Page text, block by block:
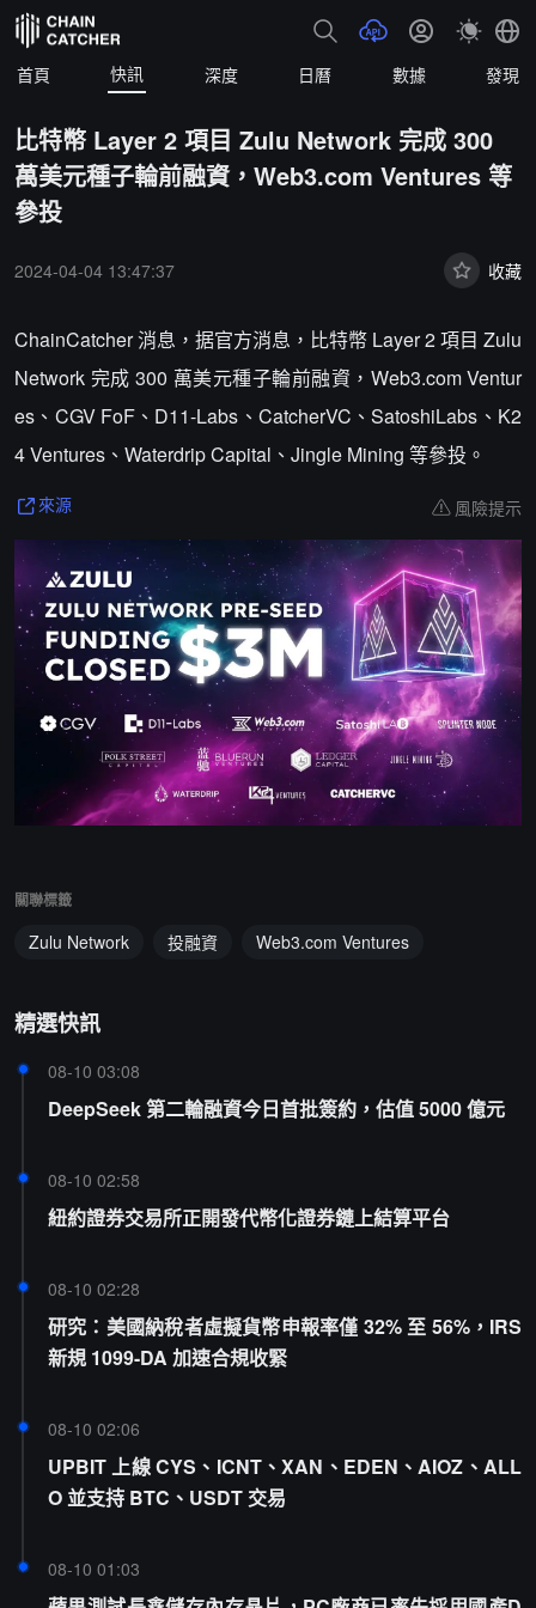
首頁 快訊 深度 日曆 數據 發現
比特幣 Layer 2 項目 Zulu Network 完成 300
萬美元種子輪前融資，Web3.com Ventures 等
參投
2024-04-04 13:47:37 收藏
ChainCatcher 消息，据官方消息，比特幣 Layer 2 項目 Zulu
Network 完成 300 萬美元種子輪前融資，Web3.com Ventur
es、CGV FoF、D11-Labs、CatcherVC、SatoshiLabs、K2
4 Ventures、Waterdrip Capital、Jingle Mining 等參投。
來源 風險提示
關聯標籤
Zulu Network 投融資 Web3.com Ventures
精選快訊
08-10 03:08
DeepSeek 第二輪融資今日首批簽約，估值 5000 億元
08-10 02:58
紐約證券交易所正開發代幣化證券鏈上結算平台
08-10 02:28
研究：美國納稅者虛擬貨幣申報率僅 32% 至 56%，IRS
新規 1099-DA 加速合規收緊
08-10 02:06
UPBIT 上線 CYS、ICNT、XAN、EDEN、AIOZ、ALL
O 並支持 BTC、USDT 交易
08-10 01:03